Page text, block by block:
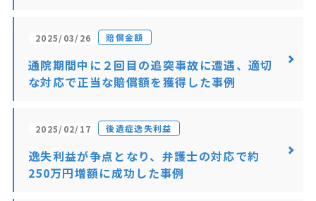
2025/03/26 賠償金額
通院期間中に２回目の追突事故に遭遇、適切
な対応で正当な賠償額を獲得した事例
2025/02/17 後遺症逸失利益
逸失利益が争点となり、弁護士の対応で約
250万円増額に成功した事例